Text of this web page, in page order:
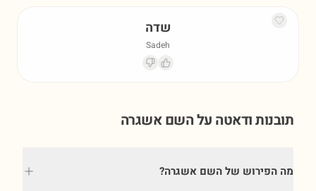
שדה
Sadeh
תובנות ודאטה על השםאשגרה
מה הפירוש של השם אשגרה?